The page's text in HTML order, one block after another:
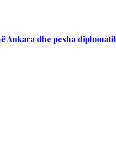
Ankara dhe pesha